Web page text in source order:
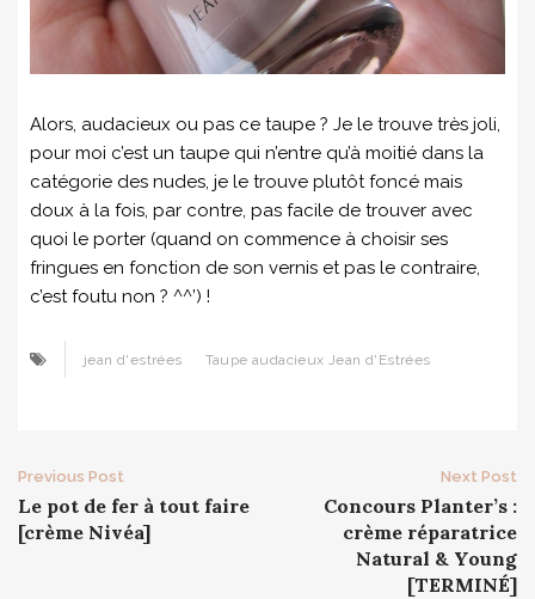
Alors, audacieux ou pas ce taupe ? Je le trouve très joli,
pour moi c’est un taupe qui n’entre qu’à moitié dans la
catégorie des nudes, je le trouve plutôt foncé mais
doux à la fois, par contre, pas facile de trouver avec
quoi le porter (quand on commence à choisir ses
fringues en fonction de son vernis et pas le contraire,
c’est foutu non ? ^^’) !
jean d'estrées Taupe audacieux Jean d'Estrées
Post
navigation
Previous Post
Le pot de fer à tout faire
[crème Nivéa]
Next Post
Concours Planter’s :
crème réparatrice
Natural & Young
[TERMINÉ]